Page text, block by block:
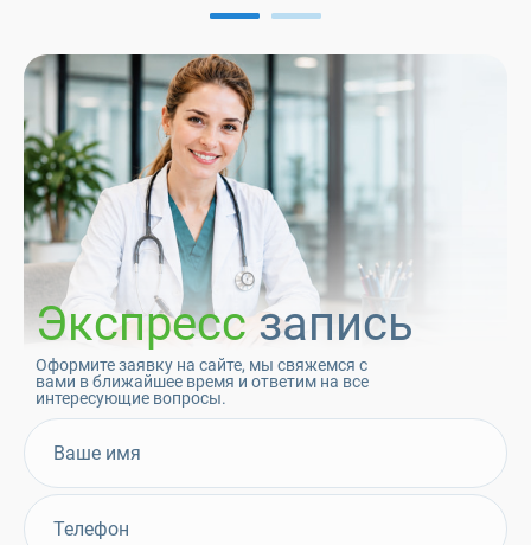
Экспрессзапись
Оформите заявку на сайте, мы свяжемся с
вами в ближайшее время и ответим на все
интересующие вопросы.